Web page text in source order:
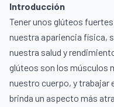
Introducción
Tener unos glúteos
nuestra apariencia física,
nuestra salud y
glúteos son los músculos
nuestro cuerpo, y trabajar
brinda un aspecto más